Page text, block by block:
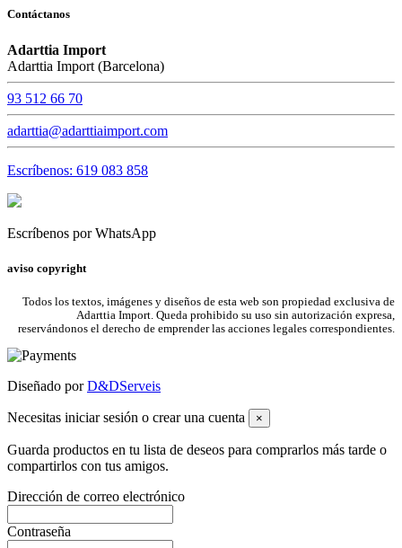
Contáctanos
Adarttia Import
Adarttia Import (Barcelona)
93 512 66 70
adarttia@adarttiaimport.com
Escríbenos: 619 083 858
Escríbenos por WhatsApp
aviso copyright
Todos los textos, imágenes y diseños de esta web son propiedad exclusiva de
Adarttia Import. Queda prohibido su uso sin autorización expresa,
reservándonos el derecho de emprender las acciones legales correspondientes.
Diseñado porD&DServeis
Necesitas iniciar sesión o crear una cuenta ×
Guarda productos en tu lista de deseos para comprarlos más tarde o
compartirlos con tus amigos.
Dirección de correo electrónico
Contraseña